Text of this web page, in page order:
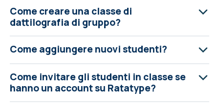
Come creare una classe di
dattilografia di gruppo?
Come aggiungere nuovi studenti?
Come invitare gli studenti in classe se
hanno un account su Ratatype?